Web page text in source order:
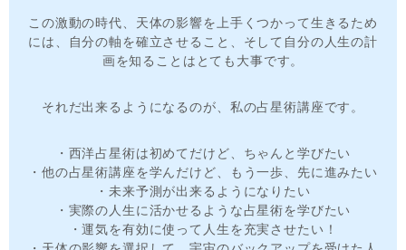
この激動の時代、天体の影響を上手くつかって生きるため
には、自分の軸を確立させること、そして自分の人生の計
画を知ることはとても大事です。
それだ出来るようになるのが、私の占星術講座です。
・西洋占星術は初めてだけど、ちゃんと学びたい
・他の占星術講座を学んだけど、もう一歩、先に進みたい
・未来予測が出来るようになりたい
・実際の人生に活かせるような占星術を学びたい
・運気を有効に使って人生を充実させたい！